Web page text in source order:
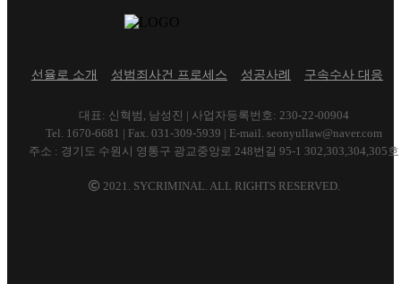
선율로 소개 성범죄사건 프로세스 성공사례 구속수사 대응
대표: 신혁범, 남성진 | 사업자등록번호: 230-22-00904
Tel. 1670-6681 | Fax. 031-309-5939 | E-mail. seonyullaw@naver.com
주소 : 경기도 수원시 영통구 광교중앙로 248번길 95-1 302,303,304,305호
2021. SYCRIMINAL. ALL RIGHTS RESERVED.